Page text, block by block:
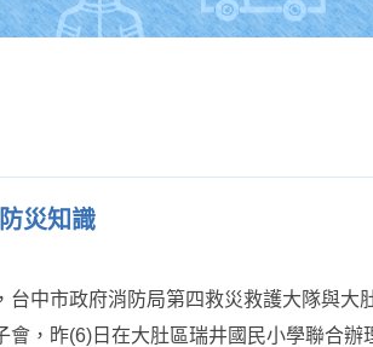
災知識
中市政府消防局第四救災救護大隊與大
，昨(6)日在大肚區瑞井國民小學聯合辦